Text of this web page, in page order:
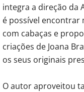
integra a direção da
é possível
com cabaças e
criações de Joana
os seus originais
O autor aproveitou